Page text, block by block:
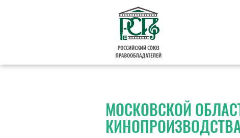
МОСКОВСКОЙ